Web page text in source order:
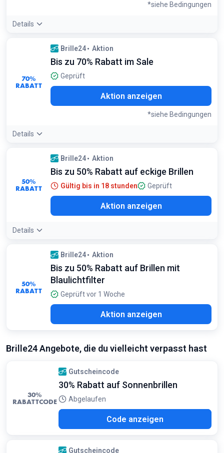
*siehe Bedingungen
Details
Angebotsdetails:Melde dich an und bestätige deine E-Mail,
um den Code sofort für deine erste Bestellung zu erhalten
Bedingungen:
Gilt für Neuanmeldungen
70%
RABATT
Brille24 Aktion
Bis zu 70% Rabatt im Sale
Geprüft
Aktion anzeigen
*siehe Bedingungen
Details
Angebotsdetails:Filtere im Sale direkt nach deiner
gewünschten Glasform oder Marke, um die besten
Schnäppchen bei Ray-Ban oder Oakley zu finden
Bedingungen:
Gilt auf ausgewählte Modelle
50%
RABATT
Brille24 Aktion
Bis zu 50% Rabatt auf eckige Brillen
Gültig bis in 18 stunden Geprüft
Aktion anzeigen
Details
50%
RABATT
Brille24 Aktion
Bis zu 50% Rabatt auf Brillen mit
Blaulichtfilter
Geprüft vor 1 Woche
Aktion anzeigen
Brille24 Angebote, die du vielleicht verpasst hast
30%
RABATTCODE
Gutscheincode
30% Rabatt auf Sonnenbrillen
Abgelaufen
Code anzeigen
Gutscheincode